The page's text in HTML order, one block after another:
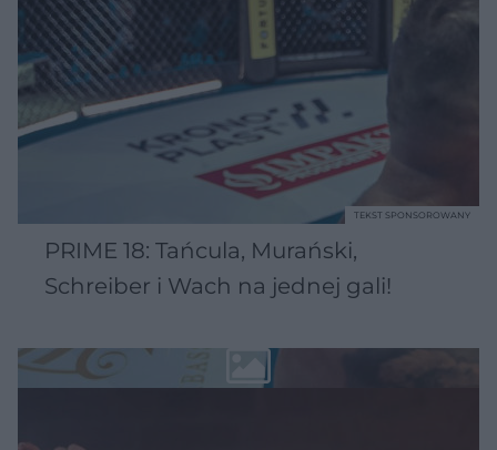
PRIME 18: Tańcula, Murański,
Schreiber i Wach na jednej gali!
TEKST SPONSOROWANY